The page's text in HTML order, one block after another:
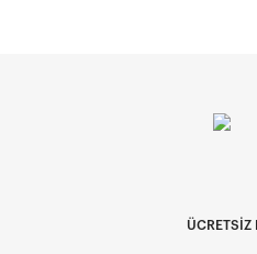
başlayacak olan etkinlikte ilk yarış 23 Eylül Cuma günü Adalar'dan start alacak ve
görkem katacak yelkenliler,ÜCRETSİZ